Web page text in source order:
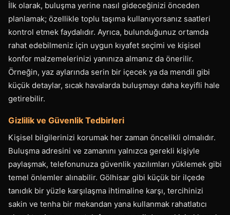
İlk olarak, buluşma yerine nasıl gideceğinizi önceden
planlamak; özellikle toplu taşıma kullanıyorsanız saatleri
kontrol etmek faydalıdır. Ayrıca, bulunduğunuz ortamda
rahat edebilmeniz için uygun kıyafet seçimi ve kişisel
konfor malzemelerinizi yanınıza almanız da önerilir.
Örneğin, yaz aylarında serin bir içecek ya da mendil gibi
küçük detaylar, sıcak havalarda buluşmayı daha keyifli hale
getirebilir.
Gizlilik ve Güvenlik Tedbirleri
Kişisel bilgilerinizi korumak her zaman öncelikli olmalıdır.
Buluşma adresini ve zamanını yalnızca gerekli kişiyle
paylaşmak, telefonunuza güvenlik yazılımları yüklemek gibi
temel önlemler alınabilir. Gölhisar gibi küçük bir ilçede
tanıdık bir yüzle karşılaşma ihtimaline karşı, tercihinizi
sakin ve tenha bir mekandan yana kullanmak rahatlatıcı